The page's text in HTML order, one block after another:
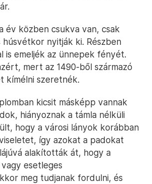
év közben csukva van, csak
húsvétkor nyitják ki. Részben
is emeljék az ünnepek fényét.
mert az 1490-ből származó
kímélni szeretnék.
kicsit másképp vannak
hiányoznak a támla nélküli
hogy a városi lányok korábban
így azokat a padokat
alakították át, hogy a
esetleges
meg tudjanak fordulni, és